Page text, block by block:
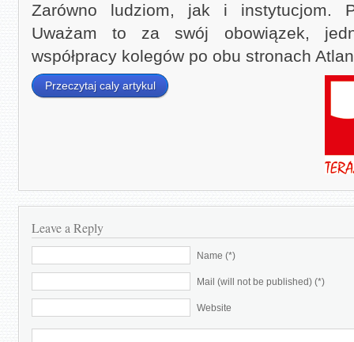
Zarówno ludziom, jak i instytucjom.
Uważam to za swój obowiązek,
współpracy kolegów po obu stronach
Przeczytaj caly artykul
Leave a Reply
Name (*)
Mail (will not be published) (*)
Website